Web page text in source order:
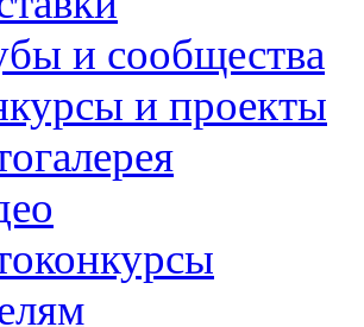
и сообщества
и проекты